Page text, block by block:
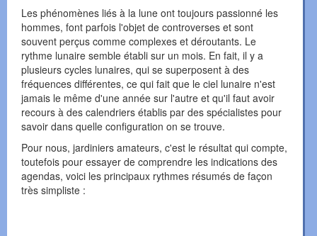
Les phénomènes liés à la lune ont toujours passionné les
hommes, font parfois l'objet de controverses et sont
souvent perçus comme complexes et déroutants. Le
rythme lunaire semble établi sur un mois. En fait, il y a
plusieurs cycles lunaires, qui se superposent à des
fréquences différentes, ce qui fait que le ciel lunaire n'est
jamais le même d'une année sur l'autre et qu'il faut avoir
recours à des calendriers établis par des spécialistes pour
savoir dans quelle configuration on se trouve.
Pour nous, jardiniers amateurs, c'est le résultat qui compte,
toutefois pour essayer de comprendre les indications des
agendas, voici les principaux rythmes résumés de façon
très simpliste :